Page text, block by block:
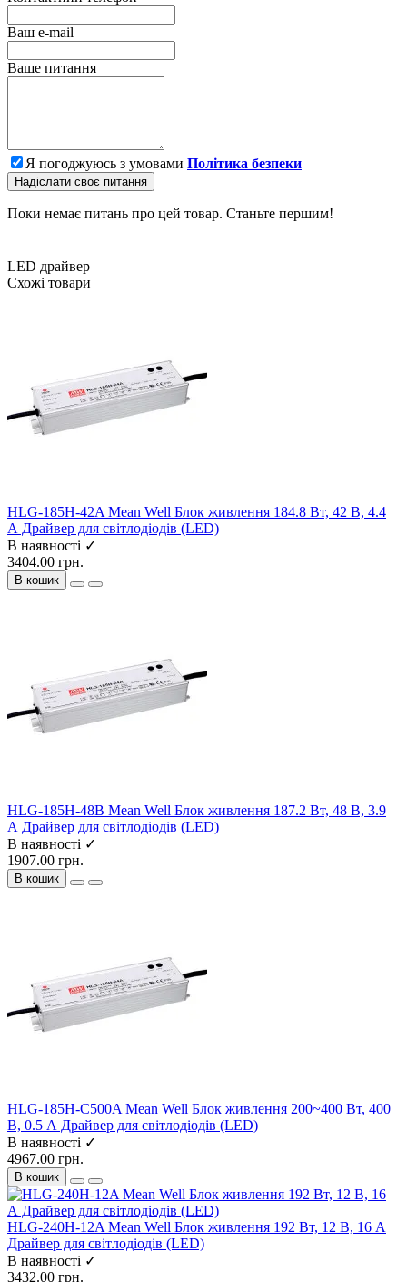
Ваш e-mail
Ваше питання
Я погоджуюсь з умовами Політика безпеки
Надіслати своє питання
Поки немає питань про цей товар. Станьте першим!
LED драйвер
Схожі товари
HLG-185H-42A Mean Well Блок живлення 184.8 Вт, 42 В, 4.4
А Драйвер для світлодіодів (LED)
В наявності ✓
3404.00 грн.
В кошик
HLG-185H-48B Mean Well Блок живлення 187.2 Вт, 48 В, 3.9
А Драйвер для світлодіодів (LED)
В наявності ✓
1907.00 грн.
В кошик
HLG-185H-C500A Mean Well Блок живлення 200~400 Вт, 400
В, 0.5 А Драйвер для світлодіодів (LED)
В наявності ✓
4967.00 грн.
В кошик
HLG-240H-12A Mean Well Блок живлення 192 Вт, 12 В, 16 А
Драйвер для світлодіодів (LED)
В наявності ✓
3432.00 грн.